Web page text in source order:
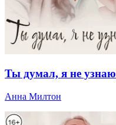
Ты думал, я не узнаю
Анна Милтон